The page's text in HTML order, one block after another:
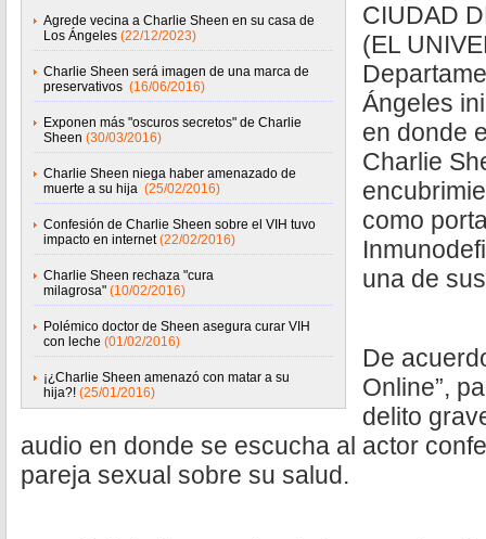
Agrede vecina a Charlie Sheen en su casa de
Los Ángeles (22/12/2023)
Charlie Sheen será imagen de una marca de
preservativos (16/06/2016)
Exponen más "oscuros secretos" de Charlie
Sheen (30/03/2016)
Charlie Sheen niega haber amenazado de
muerte a su hija (25/02/2016)
Confesión de Charlie Sheen sobre el VIH tuvo
impacto en internet (22/02/2016)
Charlie Sheen rechaza "cura
milagrosa" (10/02/2016)
Polémico doctor de Sheen asegura curar VIH
con leche (01/02/2016)
¡¿Charlie Sheen amenazó con matar a su
hija?! (25/01/2016)
CIUDAD
(EL
Ángeles
en donde
Charlie
como
una de
De
Online”,
delito
audio en donde se escucha al actor
pareja sexual sobre su salud.